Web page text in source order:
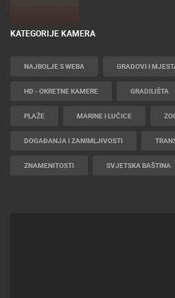
KATEGORIJE KAMERA
NAJBOLJE S WEBA GRADOVI I
HD - OKRETNE KAMERE GRADILIŠTA
PLAŽE MARINE I LUČICE
DOGAĐANJA I ZANIMLJIVOSTI
ZNAMENITOSTI SVJETSKA BAŠTINA